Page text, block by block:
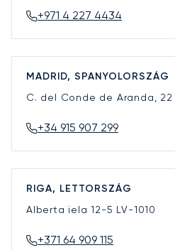
+971 4 227 4434
MADRID, SPANYOLORSZÁG
C. del Conde de Aranda, 22
+34 915 907 299
RIGA, LETTORSZÁG
Alberta iela 12-5 LV-1010
+371 64 909 115